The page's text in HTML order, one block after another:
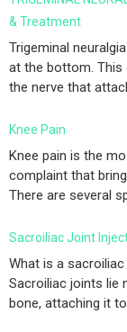
& Treatment
Trigeminal
at the bottom. This
the nerve that
Knee Pain
Knee pain is the
complaint that
There are several
Sacroiliac Joint
What is a
Sacroiliac joints lie
bone, attaching it